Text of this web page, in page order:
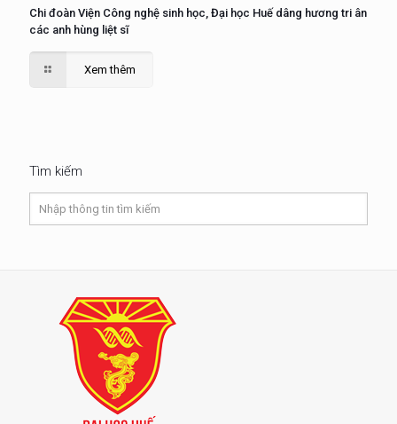
Chi đoàn Viện Công nghệ sinh học, Đại học Huế dâng hương tri ân
các anh hùng liệt sĩ
Xem thêm
Tìm kiếm